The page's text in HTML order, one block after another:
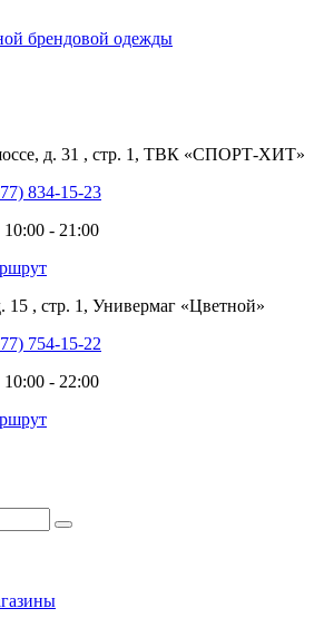
брендовой одежды
д. 31 , стр. 1, ТВК «СПОРТ-ХИТ»
834-15-23
- 21:00
15 , стр. 1, Универмаг «Цветной»
754-15-22
- 22:00